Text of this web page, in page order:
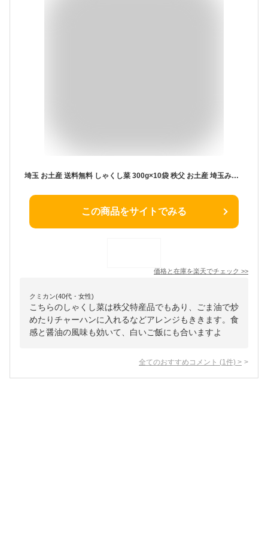
埼玉 お土産 送料無料 しゃくし菜 300g×10袋 秩父 お土産 埼玉みやげ 秩父みやげ 杓子菜【送料無料】
この商品をサイトでみる
価格と在庫を楽天でチェック >>
クミカン(40代・女性)
こちらのしゃくし菜は秩父特産品でもあり、ごま油で炒
めたりチャーハンに入れるなどアレンジもききます。食
感と醤油の風味も効いて、白いご飯にも合いますよ
全てのおすすめコメント (1 件) >